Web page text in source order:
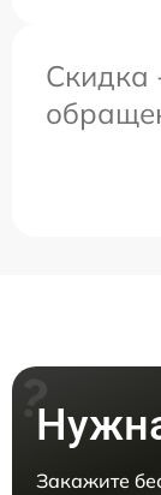
Скидка
Закажите